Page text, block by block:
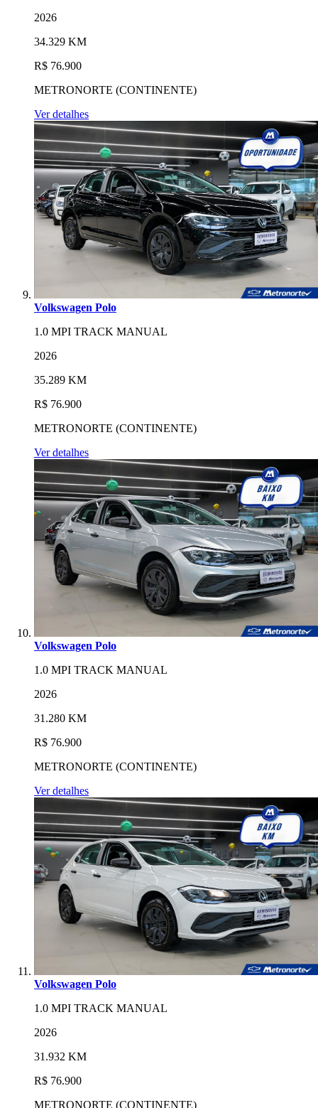
2026
34.329 KM
R$ 76.900
METRONORTE (CONTINENTE)
Ver detalhes
Volkswagen Polo
1.0 MPI TRACK MANUAL
2026
35.289 KM
R$ 76.900
METRONORTE (CONTINENTE)
Ver detalhes
Volkswagen Polo
1.0 MPI TRACK MANUAL
2026
31.280 KM
R$ 76.900
METRONORTE (CONTINENTE)
Ver detalhes
Volkswagen Polo
1.0 MPI TRACK MANUAL
2026
31.932 KM
R$ 76.900
METRONORTE (CONTINENTE)